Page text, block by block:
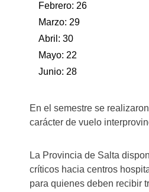
Febrero: 26
Marzo: 29
Abril: 30
Mayo: 22
Junio: 28
En el semestre se
carácter de vuelo
La Provincia de Salta
críticos hacia centros
para quienes deben recibir